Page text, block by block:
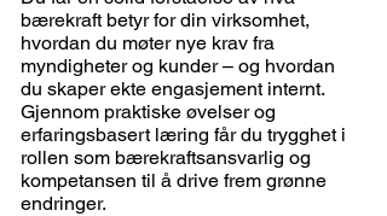
bærekraft betyr for din virksomhet,
hvordan du møter nye krav fra
myndigheter og kunder – og hvordan
du skaper ekte engasjement internt.
Gjennom praktiske øvelser og
erfaringsbasert læring får du trygghet i
rollen som bærekraftsansvarlig og
kompetansen til å drive frem grønne
endringer.